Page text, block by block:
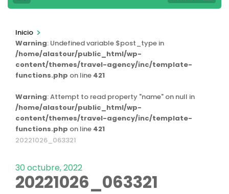
Inicio >
Warning: Undefined variable $post_type in
/home/alastour/public_html/wp-
content/themes/travel-agency/inc/template-
functions.php on line 421
Warning: Attempt to read property "name" on null in
/home/alastour/public_html/wp-
content/themes/travel-agency/inc/template-
functions.php on line 421
20221026_063321
30 octubre, 2022
20221026_063321